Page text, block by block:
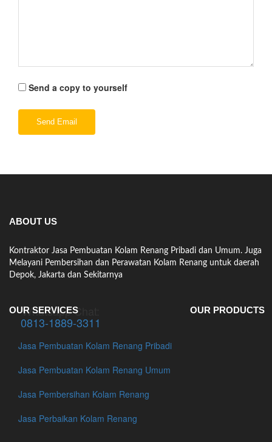
Send a copy to yourself
Send Email
ABOUT US
Kontraktor Jasa Pembuatan Kolam Renang Pribadi dan Umum. Juga
Melayani Pembersihan dan Perawatan Kolam Renang untuk daerah
Depok, Jakarta dan Sekitarnya
Whatsapp Chat:
0813-1889-3311
OUR SERVICES
Jasa Pembuatan Kolam Renang Pribadi
Jasa Pembuatan Kolam Renang Umum
Jasa Pembersihan Kolam Renang
Jasa Perbaikan Kolam Renang
OUR PRODUCTS